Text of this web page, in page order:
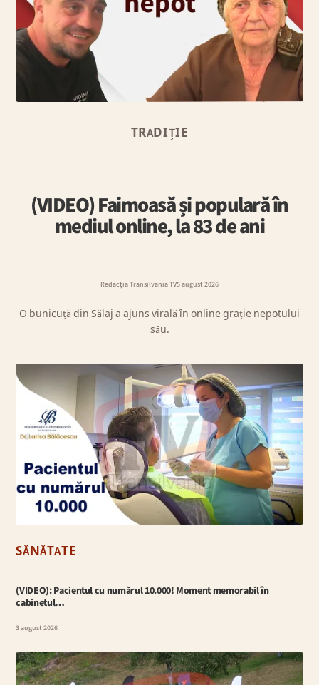
SĂNĂTATE
(VIDEO): Pacientul cu numărul 10.000! Moment memorabil în
cabinetul…
3 august 2026
TRADIȚIE
(VIDEO) Faimoasă și populară în
mediul online, la 83 de ani
Redacția Transilvania TV5 august 2026
O bunicuță din Sălaj a ajuns virală în online grație nepotului
său.